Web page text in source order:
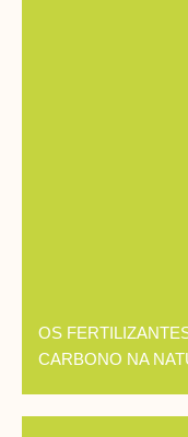
OS
CARBONO NA